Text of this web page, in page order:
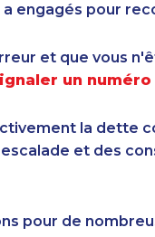
engagés pour
et que vous
un
la dette
et des
pour de